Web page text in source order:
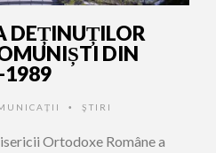
DEȚINUȚILOR
DIN
1989
• ŞTIRI
Ortodoxe Române a